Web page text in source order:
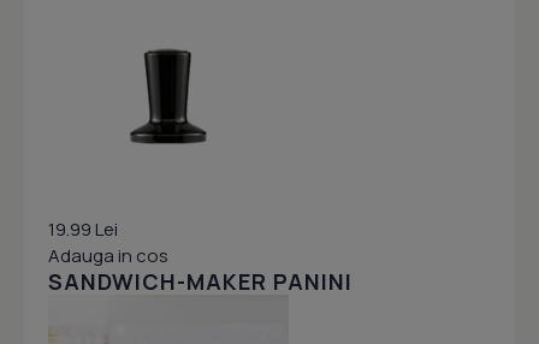
19.99 Lei
Adauga in cos
SANDWICH-MAKER PANINI